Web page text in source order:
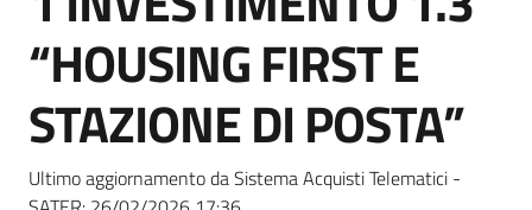
“HOUSING FIRST E
STAZIONE DI POSTA”
Ultimo aggiornamento da Sistema Acquisti Telematici -